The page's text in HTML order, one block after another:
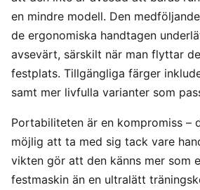
en mindre modell. Den
de ergonomiska handtagen
avsevärt, särskilt när man flyttar
festplats. Tillgängliga färger
samt mer livfulla varianter som
Portabiliteten är en kompromiss –
möjlig att ta med sig tack vare
vikten gör att den känns mer som
festmaskin än en ultralätt